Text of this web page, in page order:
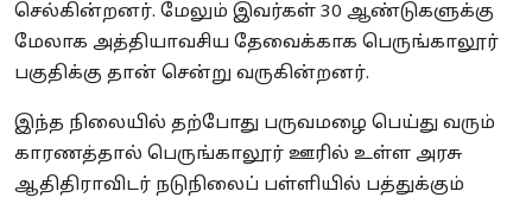
செல்கின்றனர். மேலும் இவர்கள் 30 ஆண்டுகளுக்கு
மேலாக அத்தியாவசிய தேவைக்காக பெருங்காலூர்
பகுதிக்கு தான் சென்று வருகின்றனர்.
இந்த நிலையில் தற்போது பருவமழை பெய்து வரும்
காரணத்தால் பெருங்காலூர் ஊரில் உள்ள அரசு
ஆதிதிராவிடர் நடுநிலைப் பள்ளியில் பத்துக்கும்